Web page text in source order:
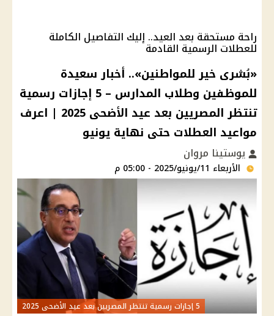
راحة مستحقة بعد العيد.. إليك التفاصيل الكاملة
للعطلات الرسمية القادمة
«بُشرى خير للمواطنين».. أخبار سعيدة
للموظفين وطلاب المدارس – 5 إجازات رسمية
تنتظر المصريين بعد عيد الأضحى 2025 | اعرف
مواعيد العطلات حتى نهاية يونيو
يوستينا مروان
الأربعاء 11/يونيو/2025 - 05:00 م
5 إجازات رسمية تنتظر المصريين بعد عيد الأضحى 2025